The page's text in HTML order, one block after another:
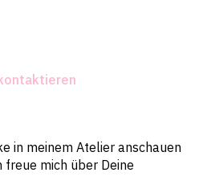
in meinem Atelier anschauen
freue mich über Deine